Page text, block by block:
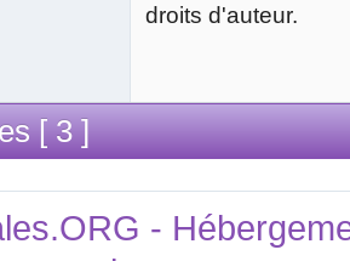
droits d'auteur.
[ 3 ]
-